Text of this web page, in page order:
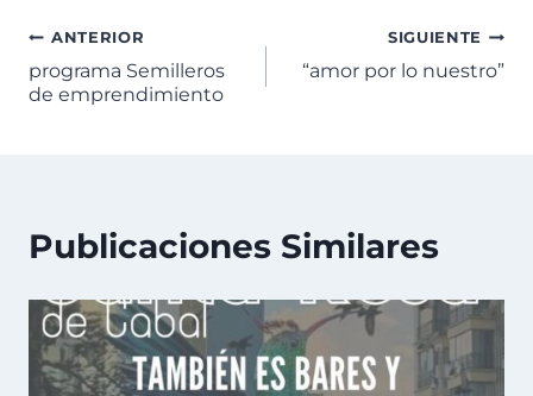
ANTERIOR
programa Semilleros
de emprendimiento
SIGUIENTE
“amor por lo nuestro”
Publicaciones Similares